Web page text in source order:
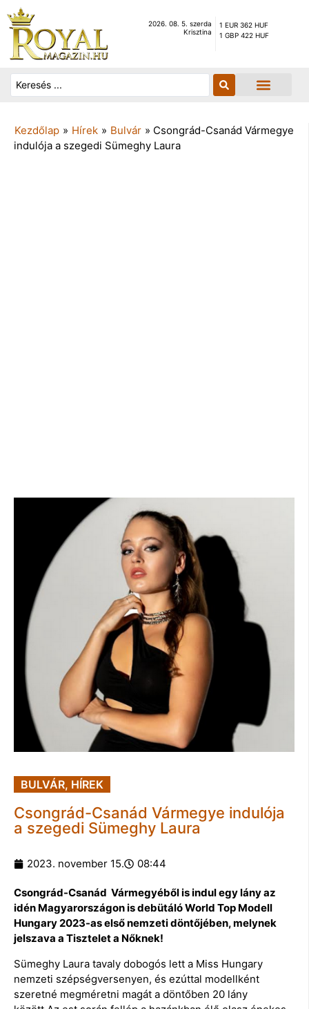
2026. 08. 5. szerda
Krisztina
1 EUR 362 HUF
1 GBP 422 HUF
Kezdőlap » Hírek » Bulvár » Csongrád-Csanád Vármegye
indulója a szegedi Sümeghy Laura
BULVÁR, HÍREK
Csongrád-Csanád Vármegye indulója
a szegedi Sümeghy Laura
2023. november 15. 08:44
Csongrád-Csanád Vármegyéből is indul egy lány az
idén Magyarországon is debütáló World Top Modell
Hungary 2023-as első nemzeti döntőjében, melynek
jelszava a Tisztelet a Nőknek!
Sümeghy Laura tavaly dobogós lett a Miss Hungary
nemzeti szépségversenyen, és ezúttal modellként
szeretné megméretni magát a döntőben 20 lány